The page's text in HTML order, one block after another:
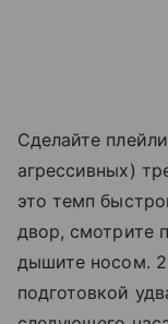
Сделайте
агрессивных)
это темп
двор, смотрите
дышите носом.
подготовкой